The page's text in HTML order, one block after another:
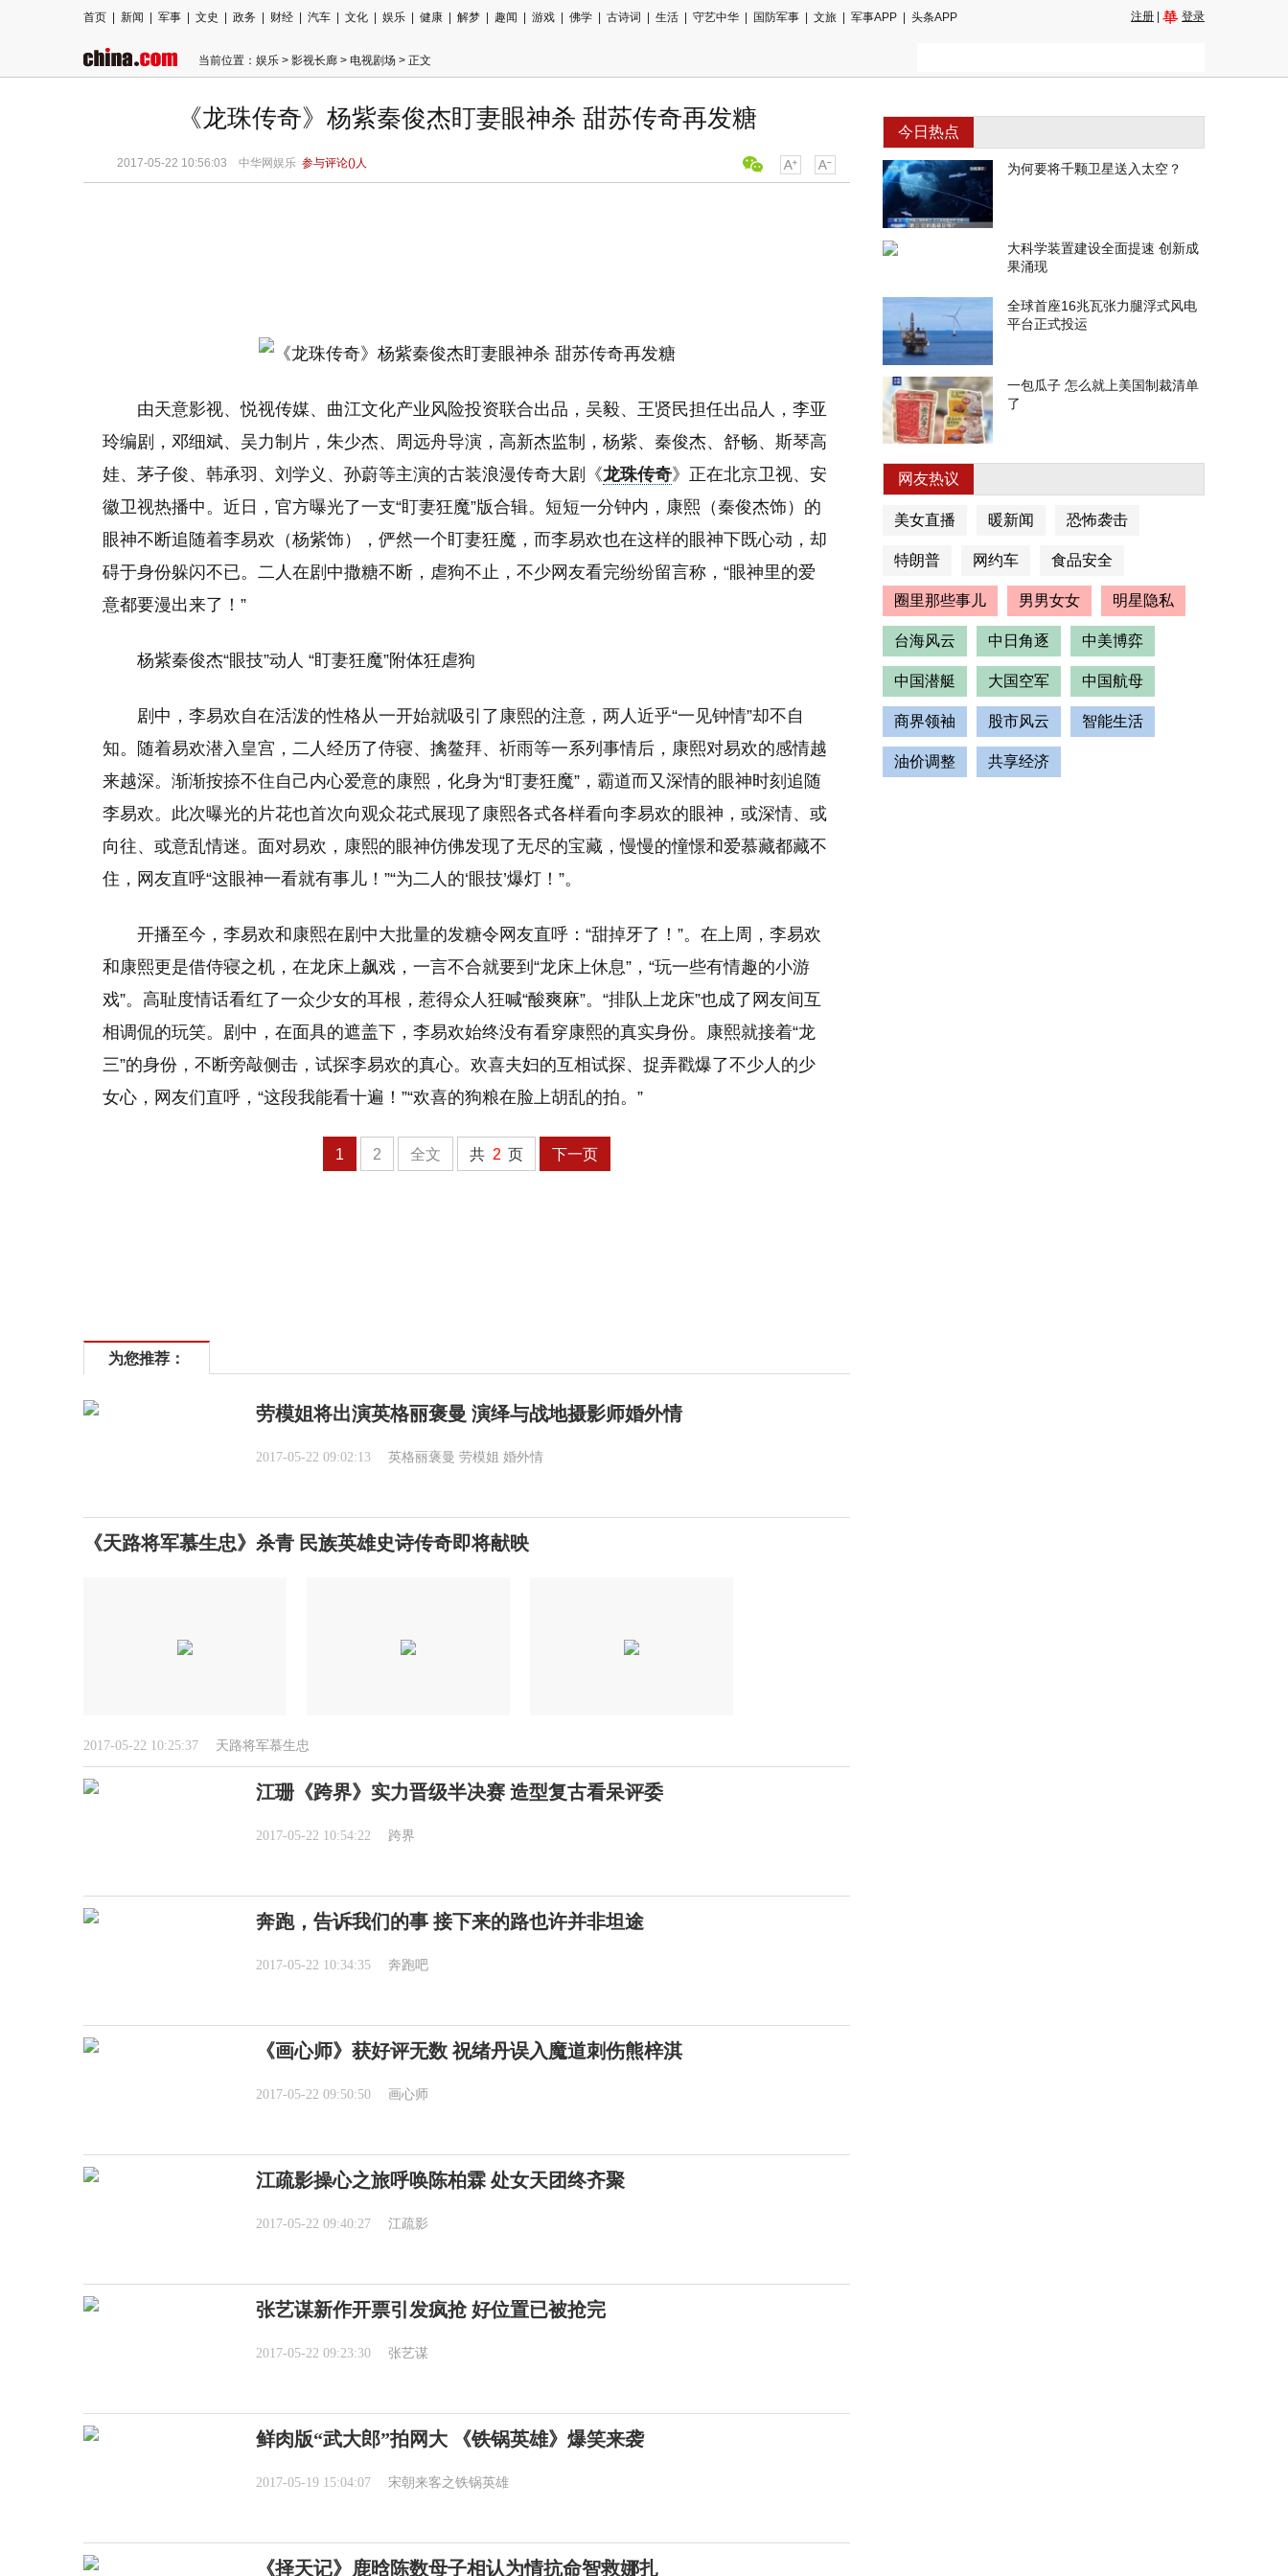
首页 新闻 军事 文史 政务 财经 汽车 文化 娱乐 健康 解梦 趣闻 游戏 佛学 古诗词 生活 守艺中华 国防军事 文旅 军事APP 头条APP 注册 登录
当前位置： 娱乐 > 影视长廊 > 电视剧场 > 正文
《龙珠传奇》杨紫秦俊杰盯妻眼神杀 甜苏传奇再发糖
2017-05-22 10:56:03 中华网娱乐 参与评论()人
由天意影视、悦视传媒、曲江文化产业风险投资联合出品，吴毅、王贤民担任出品人，李亚
玲编剧，邓细斌、吴力制片，朱少杰、周远舟导演，高新杰监制，杨紫、秦俊杰、舒畅、斯琴高
娃、茅子俊、韩承羽、刘学义、孙蔚等主演的古装浪漫传奇大剧《龙珠传奇》正在北京卫视、安
徽卫视热播中。近日，官方曝光了一支“盯妻狂魔”版合辑。短短一分钟内，康熙（秦俊杰饰）的
眼神不断追随着李易欢（杨紫饰），俨然一个盯妻狂魔，而李易欢也在这样的眼神下既心动，却
碍于身份躲闪不已。二人在剧中撒糖不断，虐狗不止，不少网友看完纷纷留言称，“眼神里的爱
意都要漫出来了！”
杨紫秦俊杰“眼技”动人 “盯妻狂魔”附体狂虐狗
剧中，李易欢自在活泼的性格从一开始就吸引了康熙的注意，两人近乎“一见钟情”却不自
知。随着易欢潜入皇宫，二人经历了侍寝、擒鳌拜、祈雨等一系列事情后，康熙对易欢的感情越
来越深。渐渐按捺不住自己内心爱意的康熙，化身为“盯妻狂魔”，霸道而又深情的眼神时刻追随
李易欢。此次曝光的片花也首次向观众花式展现了康熙各式各样看向李易欢的眼神，或深情、或
向往、或意乱情迷。面对易欢，康熙的眼神仿佛发现了无尽的宝藏，慢慢的憧憬和爱慕藏都藏不
住，网友直呼“这眼神一看就有事儿！”“为二人的‘眼技’爆灯！”。
开播至今，李易欢和康熙在剧中大批量的发糖令网友直呼：“甜掉牙了！”。在上周，李易欢
和康熙更是借侍寝之机，在龙床上飙戏，一言不合就要到“龙床上休息”，“玩一些有情趣的小游
戏”。高耻度情话看红了一众少女的耳根，惹得众人狂喊“酸爽麻”。“排队上龙床”也成了网友间互
相调侃的玩笑。剧中，在面具的遮盖下，李易欢始终没有看穿康熙的真实身份。康熙就接着“龙
三”的身份，不断旁敲侧击，试探李易欢的真心。欢喜夫妇的互相试探、捉弄戳爆了不少人的少
女心，网友们直呼，“这段我能看十遍！”“欢喜的狗粮在脸上胡乱的拍。”
1 2 全文 共 2 页 下一页
为您推荐：
劳模姐将出演英格丽褒曼 演绎与战地摄影师婚外情
2017-05-22 09:02:13 英格丽褒曼 劳模姐 婚外情
《天路将军慕生忠》杀青 民族英雄史诗传奇即将献映
2017-05-22 10:25:37 天路将军慕生忠
江珊《跨界》实力晋级半决赛 造型复古看呆评委
2017-05-22 10:54:22 跨界
奔跑，告诉我们的事 接下来的路也许并非坦途
2017-05-22 10:34:35 奔跑吧
《画心师》获好评无数 祝绪丹误入魔道刺伤熊梓淇
2017-05-22 09:50:50 画心师
江疏影操心之旅呼唤陈柏霖 处女天团终齐聚
2017-05-22 09:40:27 江疏影
张艺谋新作开票引发疯抢 好位置已被抢完
2017-05-22 09:23:30 张艺谋
鲜肉版“武大郎”拍网大 《铁锅英雄》爆笑来袭
2017-05-19 15:04:07 宋朝来客之铁锅英雄
《择天记》鹿晗陈数母子相认为情抗命智救娜扎
今日热点
为何要将千颗卫星送入太空？
大科学装置建设全面提速 创新成
果涌现
全球首座16兆瓦张力腿浮式风电
平台正式投运
一包瓜子 怎么就上美国制裁清单
了
网友热议
美女直播 暖新闻 恐怖袭击
特朗普 网约车 食品安全
圈里那些事儿 男男女女 明星隐私
台海风云 中日角逐 中美博弈
中国潜艇 大国空军 中国航母
商界领袖 股市风云 智能生活
油价调整 共享经济